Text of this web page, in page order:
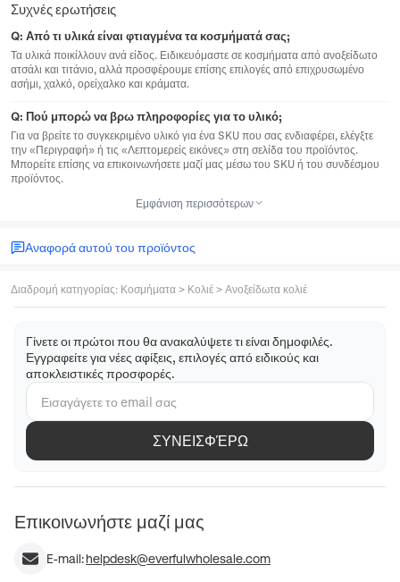
Συχνές ερωτήσεις
Q: Από τι υλικά είναι φτιαγμένα τα κοσμήματά σας;
Τα υλικά ποικίλλουν ανά είδος. Ειδικευόμαστε σε κοσμήματα από ανοξείδωτο
ατσάλι και τιτάνιο, αλλά προσφέρουμε επίσης επιλογές από επιχρυσωμένο
ασήμι, χαλκό, ορείχαλκο και κράματα.
Q: Πού μπορώ να βρω πληροφορίες για το υλικό;
Για να βρείτε το συγκεκριμένο υλικό για ένα SKU που σας ενδιαφέρει, ελέγξτε
την «Περιγραφή» ή τις «Λεπτομερείς εικόνες» στη σελίδα του προϊόντος.
Μπορείτε επίσης να επικοινωνήσετε μαζί μας μέσω του SKU ή του συνδέσμου
προϊόντος.
Εμφάνιση περισσότερων
Αναφορά αυτού του προϊόντος
Διαδρομή κατηγορίας: Κοσμήματα > Κολιέ > Ανοξείδωτα κολιέ
Γίνετε οι πρώτοι που θα ανακαλύψετε τι είναι δημοφιλές.
Εγγραφείτε για νέες αφίξεις, επιλογές από ειδικούς και
αποκλειστικές προσφορές.
ΣΥΝΕΙΣΦΈΡΩ
Επικοινωνήστε μαζί μας
E-mail:helpdesk@everfulwholesale.com